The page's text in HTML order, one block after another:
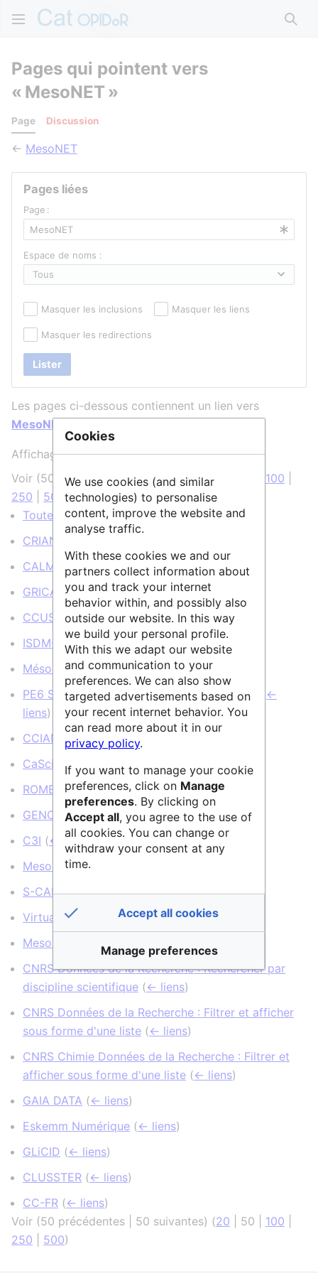
Pages qui pointent vers
« MesoNET »
Page Discussion
← MesoNET
Pages liées
Page :
Espace de noms :
Masquer les inclusions Masquer les liens
Masquer les redirections
Lister
Les pages ci-dessous contiennent un lien vers
MesoNET
Affichage de 25 éléments.
Voir (50 précédentes|50 suivantes) ( 100
250
500 )
Toutes les structures (← liens)
CRIANN
CALMIP
(← liens )
GRICAD (← liens )
CCUS
← liens)
ISDM-MESO (← liens
Mésocentre de Lille (← liens )
PE6 Sciences informatiques et informatique
←
liens)
CCIAM
(← liens )
CaSciModOT
← liens
ROMEO
(← liens)
GENCI
(← liens )
C3I (← liens)
MesoPSL (← liens
S-CAPAD (← liens)
VirtualData
← liens)
MesoUPSaclay (
CNRS Données de la Recherche : Rechercher par
discipline scientifique (← liens)
CNRS Données de la Recherche : Filtrer et afficher
sous forme d'une liste (← liens)
CNRS Chimie Données de la Recherche : Filtrer et
afficher sous forme d'une liste (← liens)
GAIA DATA (← liens)
Eskemm Numérique (← liens)
GLiCID (← liens)
CLUSSTER (← liens)
CC-FR (← liens)
Voir (50 précédentes 50 suivantes) (20 50 100
250
500)
Cookies
We use cookies (and similar
technologies) to personalise
content, improve the website and
analyse traffic.
With these cookies we and our
partners collect information about
you and track your internet
behavior within, and possibly also
outside our website. In this way
we build your personal profile.
With this we adapt our website
and communication to your
preferences. We can also show
targeted advertisements based on
your recent internet behavior. You
can read more about it in our
privacy policy.
If you want to manage your cookie
preferences, click on Manage
preferences. By clicking on
Accept all, you agree to the use of
all cookies. You can change or
withdraw your consent at any
time.
Accept all cookies
Manage preferences